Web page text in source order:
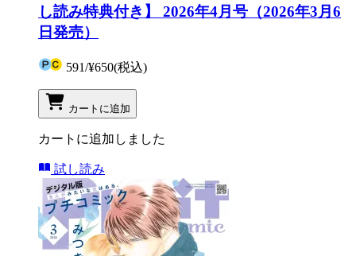
し読み特典付き】 2026年4月号（2026年3月6
日発売）
591/¥650(税込)
カートに追加
カートに追加しました
試し読み